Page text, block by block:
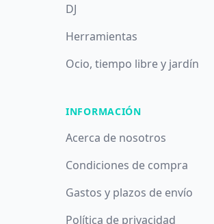
DJ
Herramientas
Ocio, tiempo libre y jardín
INFORMACIÓN
Acerca de nosotros
Condiciones de compra
Gastos y plazos de envío
Política de privacidad